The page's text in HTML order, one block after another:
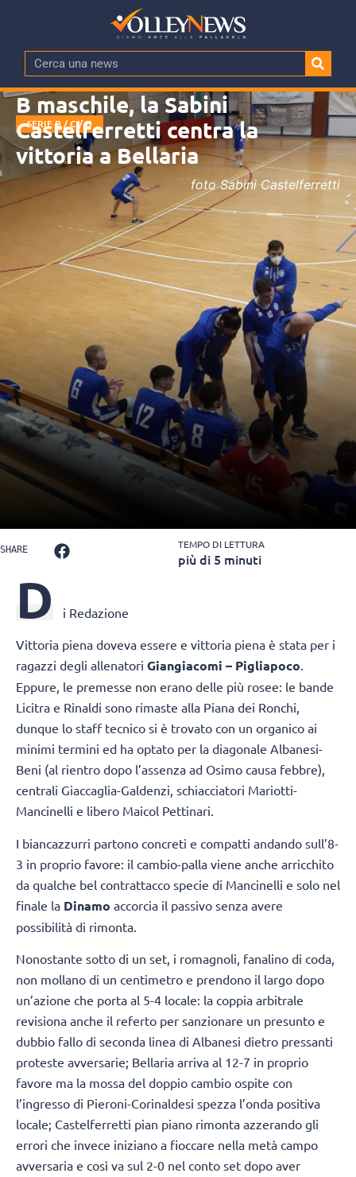
SERIE B / C / D
B maschile, la Sabini
Castelferretti centra la
vittoria a Bellaria
foto Sabini Castelferretti
SHARE TEMPO DI LETTURA
più di 5 minuti
D i Redazione
Vittoria piena doveva essere e vittoria piena è stata per i
ragazzi degli allenatori Giangiacomi – Pigliapoco.
Eppure, le premesse non erano delle più rosee: le bande
Licitra e Rinaldi sono rimaste alla Piana dei Ronchi,
dunque lo staff tecnico si è trovato con un organico ai
minimi termini ed ha optato per la diagonale Albanesi-
Beni (al rientro dopo l’assenza ad Osimo causa febbre),
centrali Giaccaglia-Galdenzi, schiacciatori Mariotti-
Mancinelli e libero Maicol Pettinari.
I biancazzurri partono concreti e compatti andando sull’8-
3 in proprio favore: il cambio-palla viene anche arricchito
da qualche bel contrattacco specie di Mancinelli e solo nel
finale la Dinamo accorcia il passivo senza avere
possibilità di rimonta.
Nonostante sotto di un set, i romagnoli, fanalino di coda,
non mollano di un centimetro e prendono il largo dopo
un’azione che porta al 5-4 locale: la coppia arbitrale
revisiona anche il referto per sanzionare un presunto e
dubbio fallo di seconda linea di Albanesi dietro pressanti
proteste avversarie; Bellaria arriva al 12-7 in proprio
favore ma la mossa del doppio cambio ospite con
l’ingresso di Pieroni-Corinaldesi spezza l’onda positiva
locale; Castelferretti pian piano rimonta azzerando gli
errori che invece iniziano a fioccare nella metà campo
avversaria e così va sul 2-0 nel conto set dopo aver